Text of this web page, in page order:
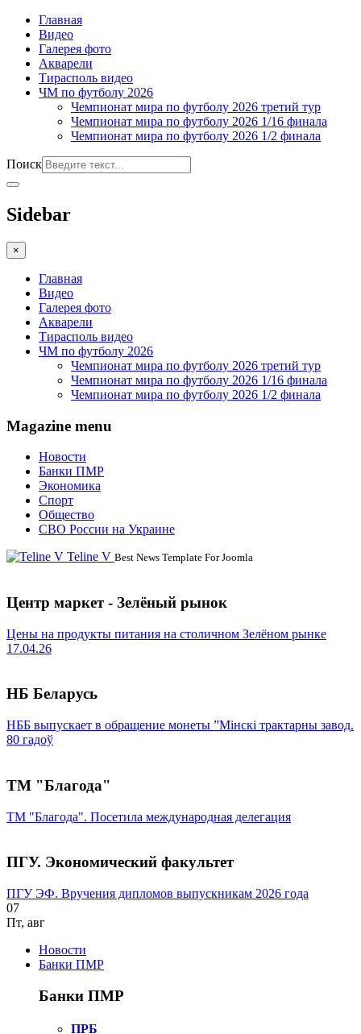
Главная
Видео
Галерея фото
Акварели
Тирасполь видео
ЧМ по футболу 2026
Чемпионат мира по футболу 2026 третий тур
Чемпионат мира по футболу 2026 1/16 финала
Чемпионат мира по футболу 2026 1/2 финала
Поиск
Sidebar
×
Главная
Видео
Галерея фото
Акварели
Тирасполь видео
ЧМ по футболу 2026
Чемпионат мира по футболу 2026 третий тур
Чемпионат мира по футболу 2026 1/16 финала
Чемпионат мира по футболу 2026 1/2 финала
Magazine menu
Новости
Банки ПМР
Экономика
Спорт
Общество
СВО России на Украине
Teline V Best News Template For Joomla
Центр маркет - Зелёный рынок
Цены на продукты питания на столичном Зелёном рынке
17.04.26
НБ Беларусь
НББ выпускает в обращение монеты ”Мінскі трактарны завод.
80 гадоў
ТМ "Благода"
ТМ "Благода". Посетила международная делегация
ПГУ. Экономический факультет
ПГУ ЭФ. Вручения дипломов выпускникам 2026 года
07
Пт, авг
Новости
Банки ПМР
Банки ПМР
ПРБ